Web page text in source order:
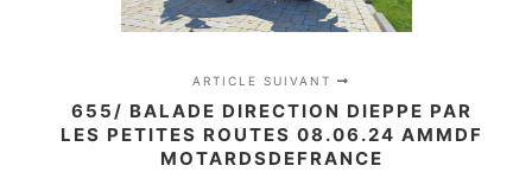
ARTICLE SUIVANT
655/ BALADE DIRECTION DIEPPE PAR
LES PETITES ROUTES 08.06.24 AMMDF
MOTARDSDEFRANCE